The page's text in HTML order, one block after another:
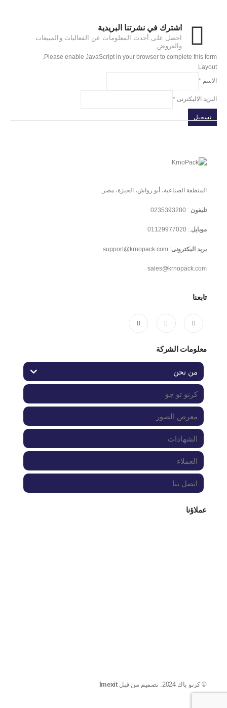
اشترك في نشرتنا البريدية
احصل على أحدث المعلومات عن الفعاليات والمبيعات
والعروض.
Please enable JavaScript in your browser to complete this form.
Layout
الاسم *
البريد الاليكترنى *
تسجيل
المنطقة الصناعية، أبو رواش، الجيزة، مصر.
تليفون :
0235393280
موبايل .:
01129977020
بريد اليكترونى:
sales@krnopack.com
تابعنا
معلومات الشركة
من نحن
كرنو تو جو
معرض الصور
الشهادات
العملاء
اتصل بنا
عملاؤنا
© كرنو باك 2024. تصميم من قبل Imexit